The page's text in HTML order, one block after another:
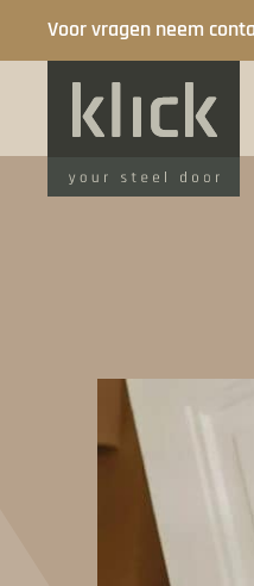
Voor vragen neem